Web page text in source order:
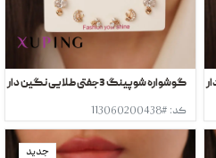
گوشواره شوپینگ 3جفتی طلایی نگین دار
کد: #113060200438
جدید